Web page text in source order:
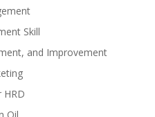
Skill
and Improvement
HRD